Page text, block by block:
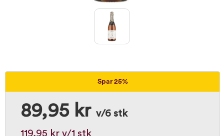
Spar 25%
89,95 kr v/6 stk
119,95 kr v/1 stk